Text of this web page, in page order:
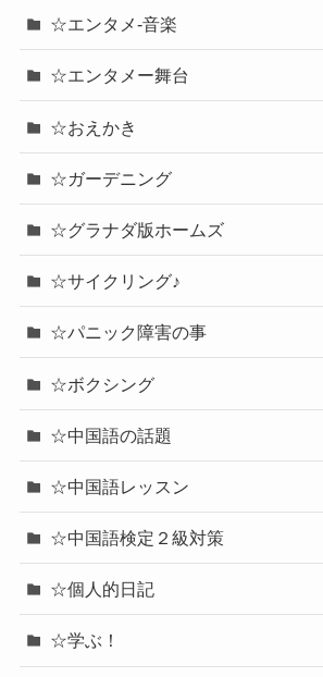
☆エンタメ-音楽
☆エンタメー舞台
☆おえかき
☆ガーデニング
☆グラナダ版ホームズ
☆サイクリング♪
☆パニック障害の事
☆ボクシング
☆中国語の話題
☆中国語レッスン
☆中国語検定２級対策
☆個人的日記
☆学ぶ！